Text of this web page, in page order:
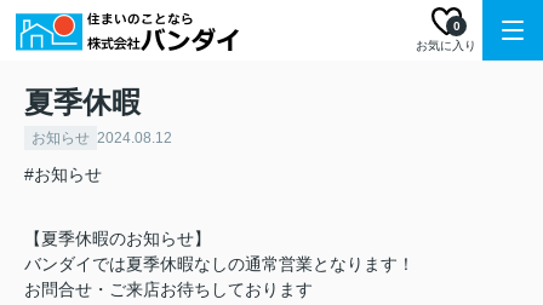
お気に入り
0
夏季休暇
お知らせ 2024.08.12
#お知らせ
【夏季休暇のお知らせ】
バンダイでは夏季休暇なしの通常営業となります！
お問合せ・ご来店お待ちしております